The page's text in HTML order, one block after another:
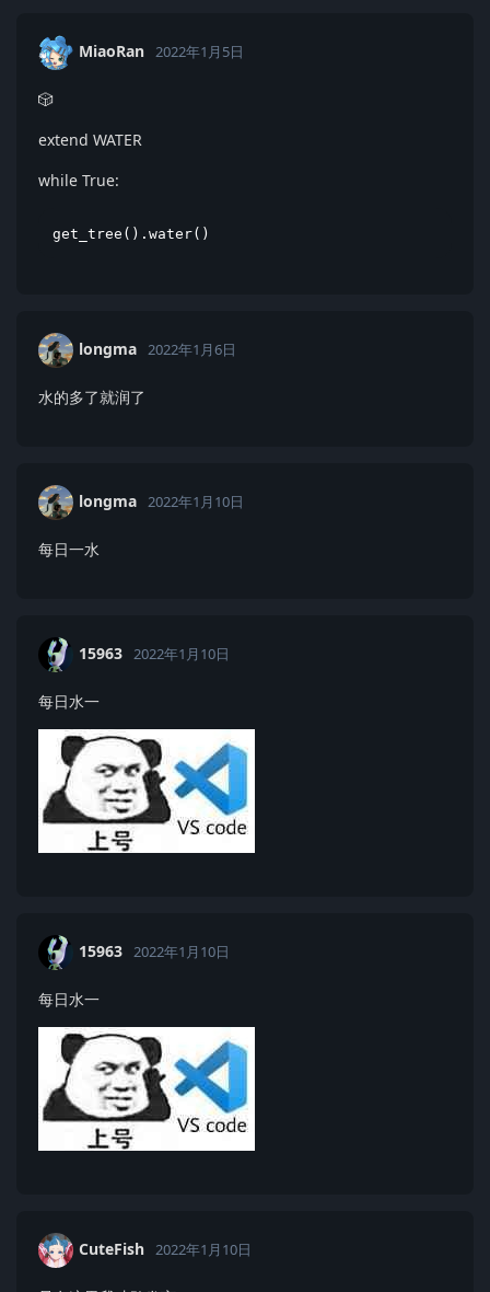
MiaoRan 2022年1月5日
🎲
extend WATER
while True:
get_tree().water()
longma 2022年1月6日
水的多了就润了
longma 2022年1月10日
每日一水
15963 2022年1月10日
每日水一
15963 2022年1月10日
每日水一
CuteFish 2022年1月10日